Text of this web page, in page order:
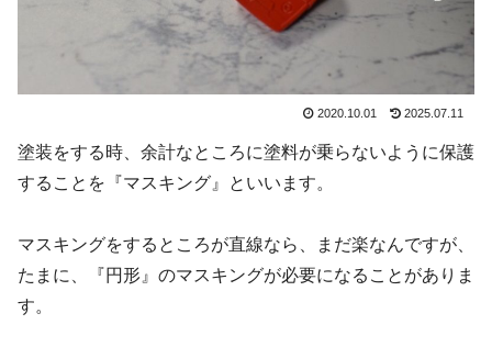
2020.10.01 2025.07.11
塗装をする時、余計なところに塗料が乗らないように保護
することを『マスキング』といいます。
マスキングをするところが直線なら、まだ楽なんですが、
たまに、『円形』のマスキングが必要になることがありま
す。